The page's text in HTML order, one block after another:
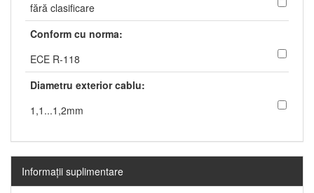
fără clasificare
Conform cu norma:
ECE R-118
Diametru exterior cablu:
1,1...1,2mm
Informaţii suplimentare